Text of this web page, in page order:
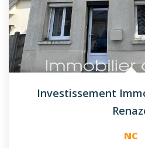
Investissement
NC